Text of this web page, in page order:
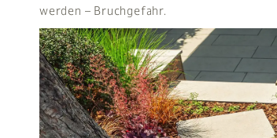
werden – Bruchgefahr.